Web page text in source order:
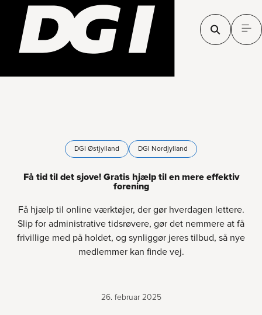
DGI Østjylland DGI Nordjylland
Få tid til det sjove! Gratis hjælp til en mere effektiv
forening
Få hjælp til online værktøjer, der gør hverdagen lettere.
Slip for administrative tidsrøvere, gør det nemmere at få
frivillige med på holdet, og synliggør jeres tilbud, så nye
medlemmer kan finde vej.
26. februar 2025